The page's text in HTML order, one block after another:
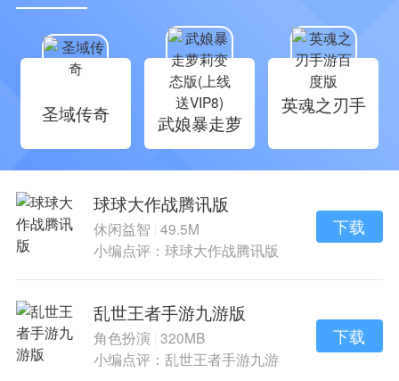
圣域传奇
武娘暴走萝
莉变态版(上
线送VIP8)
英魂之刃手
球球大作战腾讯版
休闲益智 49.5M
小编点评：球球大作战腾讯版
下载
乱世王者手游九游版
角色扮演 320MB
小编点评：乱世王者手游九游
下载